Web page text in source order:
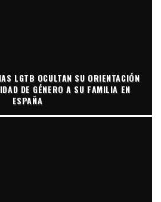
LGTB OCULTAN SU ORIENTACIÓN
DE GÉNERO A SU FAMILIA EN
ESPAÑA